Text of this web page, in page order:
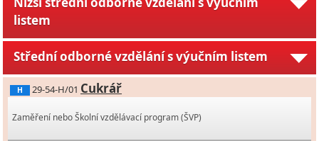
listem
Střední odborné vzdělání s výučním listem
H 29-54-H/01 Cukrář
Zaměření nebo Školní vzdělávací program (ŠVP)